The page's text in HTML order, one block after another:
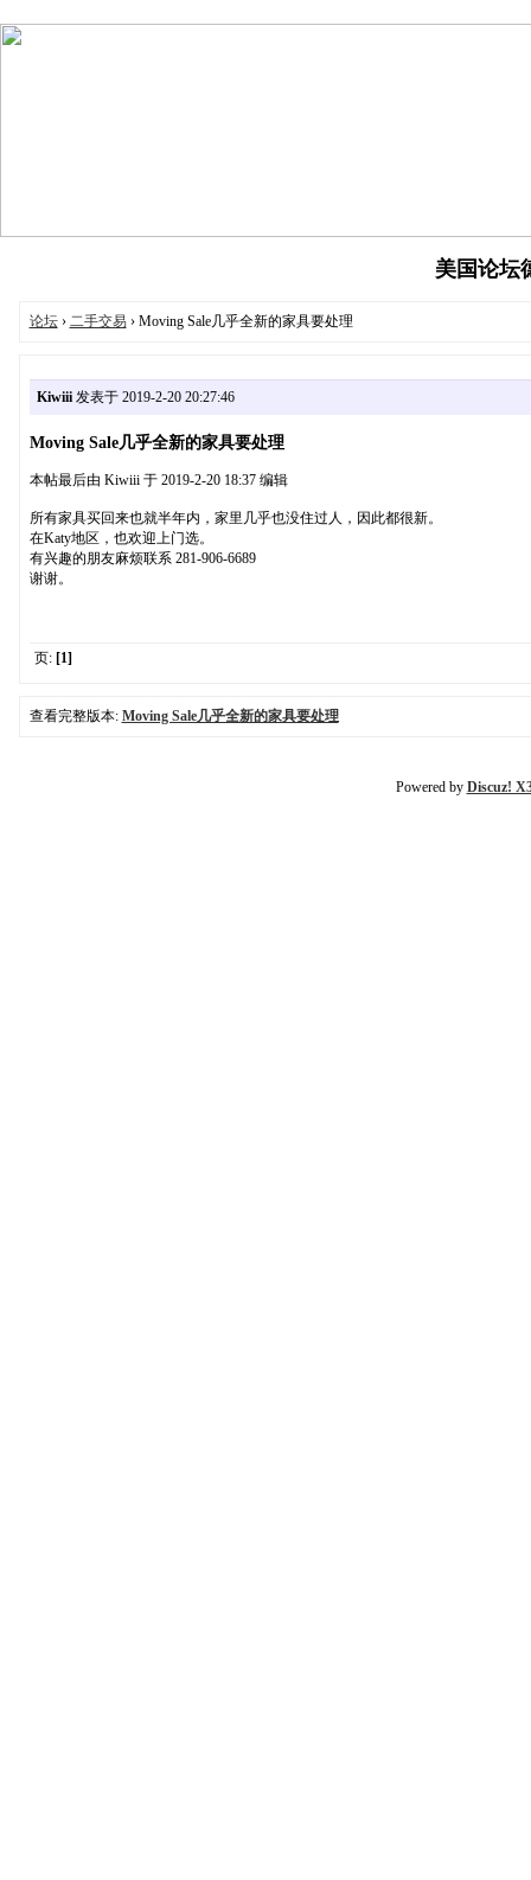
美国论坛
论坛› 二手交易› Moving Sale几乎全新的家具要处理
Kiwiii发表于 2019-2-20 20:27:46
Moving Sale几乎全新的家具要处理
本帖最后由 Kiwiii 于 2019-2-20 18:37 编辑
所有家具买回来也就半年内，家里几乎也没住过人，因此都很新。
在Katy地区，也欢迎上门选。
有兴趣的朋友麻烦联系 281-906-6689
谢谢。
页: [1]
查看完整版本: Moving Sale几乎全新的家具要处理
Powered by Discuz!